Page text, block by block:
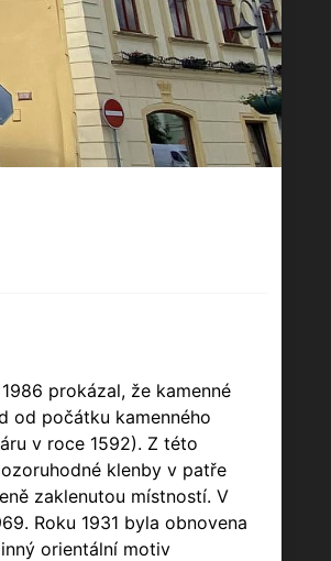
prokázal, že kamenné
od počátku kamenného
v roce 1592). Z této
klenby v patře
zaklenutou místností. V
Roku 1931 byla obnovena
orientální motiv